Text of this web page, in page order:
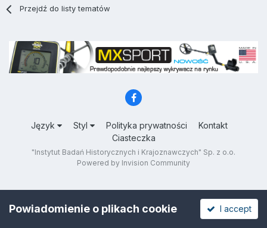
Przejdź do listy tematów
Język Styl Polityka prywatności
Kontakt
Ciasteczka
"Instytut Badań Historycznych i Krajoznawczych" Sp. z o.o.
Powered by Invision Community
Powiadomienie o plikach cookie I accept